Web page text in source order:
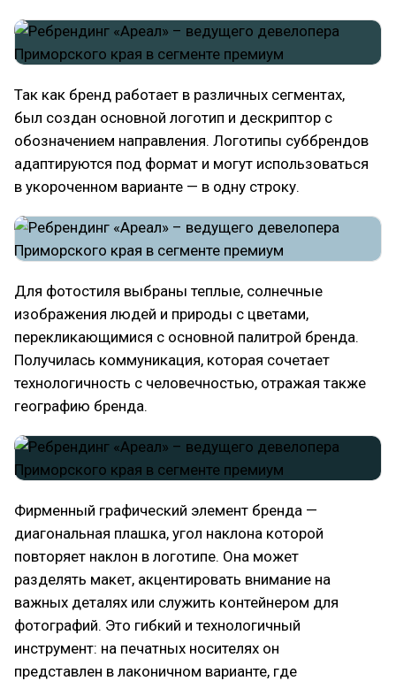
Так как бренд работает в различных сегментах,
был создан основной логотип и дескриптор с
обозначением направления. Логотипы суббрендов
адаптируются под формат и могут использоваться
в укороченном варианте — в одну строку.
Для фотостиля выбраны теплые, солнечные
изображения людей и природы с цветами,
перекликающимися с основной палитрой бренда.
Получилась коммуникация, которая сочетает
технологичность с человечностью, отражая также
географию бренда.
Фирменный графический элемент бренда —
диагональная плашка, угол наклона которой
повторяет наклон в логотипе. Она может
разделять макет, акцентировать внимание на
важных деталях или служить контейнером для
фотографий. Это гибкий и технологичный
инструмент: на печатных носителях он
представлен в лаконичном варианте, где